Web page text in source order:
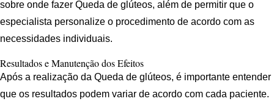
sobre onde fazer Queda de glúteos, além de permitir que o
especialista personalize o procedimento de acordo com as
necessidades individuais.
Resultados e Manutenção dos Efeitos
Após a realização da Queda de glúteos, é importante entender
que os resultados podem variar de acordo com cada paciente.